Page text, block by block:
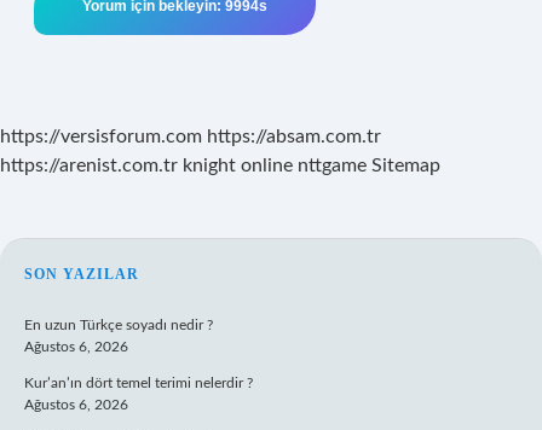
https://versisforum.com https://absam.com.tr
https://arenist.com.tr knight online nttgame Sitemap
SIDEBAR
SON YAZILAR
En uzun Türkçe soyadı nedir ?
Ağustos 6, 2026
Kur’an’ın dört temel terimi nelerdir ?
Ağustos 6, 2026